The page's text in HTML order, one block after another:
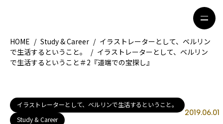
地域別ガイド
グルメ
観光ガイド
留学＆キャリア
HOME / Study & Career / イラストレーターとして、ベルリン
で生活するということ。
/ イラストレーターとして、ベルリン
で生活するということ＃2『道端での宝探し』
イラストレーターとして、ベルリンで生活するということ。
Study & Career
2019.06.01